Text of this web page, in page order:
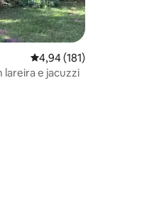
4,94 de uma avaliação
4,94 (181)
Cabana dos sonhos com lareira e jacuzzi